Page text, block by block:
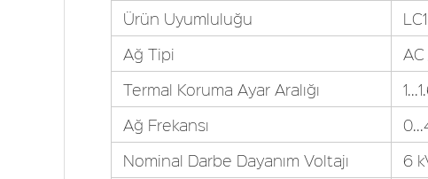
Ürün Uyumluluğu
Ağ Tipi
AC
Termal Koruma Ayar Aralığı
Ağ Frekansı
Nominal Darbe Dayanım Voltajı
6